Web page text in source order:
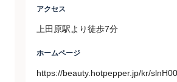
アクセス
上田原駅より徒歩7分
ホームページ
https://beauty.hotpepper.jp/kr/